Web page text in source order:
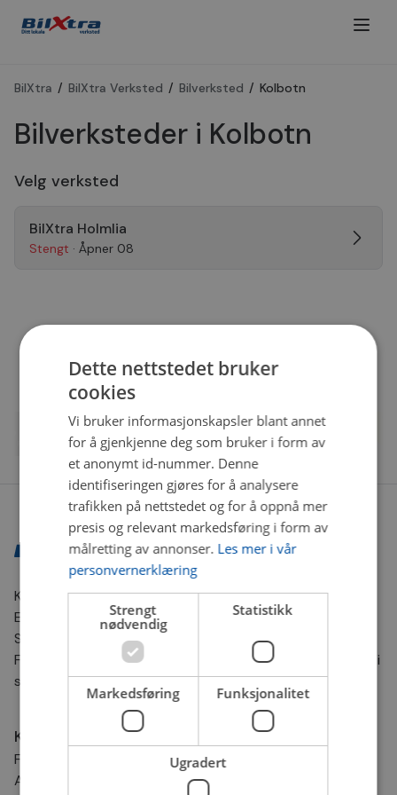
BilXtra / BilXtra Verksted / Bilverksted / Kolbotn
Bilverksteder i Kolbotn
Velg verksted
BilXtra Holmlia
Stengt · Åpner 08
Kontaktinformasjon
E-post:
nettbutikk@bilxtra.no
Sporingsnummer sender vi deg på SMS.
For andre henvendelser kontakt oss gjerne på e-post. Vi
svarer så fort vi kan!
Kundesenter
Frakt og levering
Angrerett og retur
Dette nettstedet bruker
cookies
Vi bruker informasjonskapsler blant annet
for å gjenkjenne deg som bruker i form av
et anonymt id-nummer. Denne
identifiseringen gjøres for å analysere
trafikken på nettstedet og for å oppnå mer
presis og relevant markedsføring i form av
målretting av annonser. Les mer i vår
personvernerklæring
Strengt
nødvendig
Statistikk
Markedsføring Funksjonalitet
Ugradert